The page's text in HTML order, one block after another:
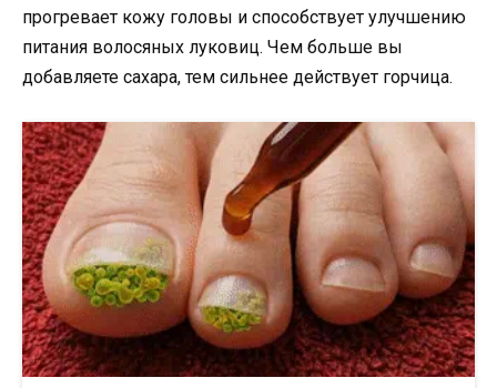
прогревает кожу головы и способствует улучшению
питания волосяных луковиц. Чем больше вы
добавляете сахара, тем сильнее действует горчица.